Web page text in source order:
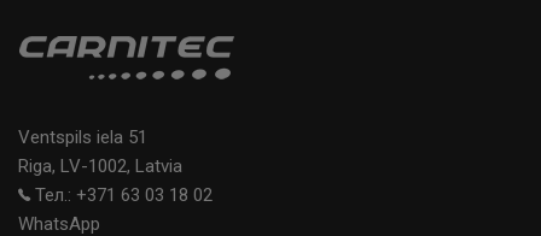
Ventspils iela 51
Riga, LV-1002, Latvia
Тел.: +371 63 03 18 02
WhatsApp